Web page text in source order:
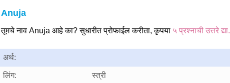
Anuja
तूमचे नाव Anuja आहे का? सुधारीत प्रोफाईल करीता, कृपया ५ प्रश्नाची उत्तरे द्या.
अर्थ:
लिंग: स्त्री